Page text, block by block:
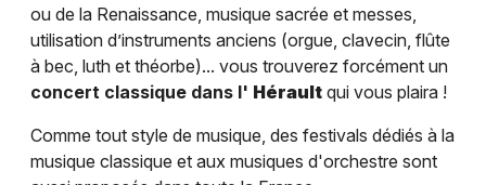
ou de la Renaissance, musique sacrée et messes,
utilisation d’instruments anciens (orgue, clavecin, flûte
à bec, luth et théorbe)... vous trouverez forcément un
concert classique dans l' Hérault qui vous plaira !
Comme tout style de musique, des festivals dédiés à la
musique classique et aux musiques d'orchestre sont